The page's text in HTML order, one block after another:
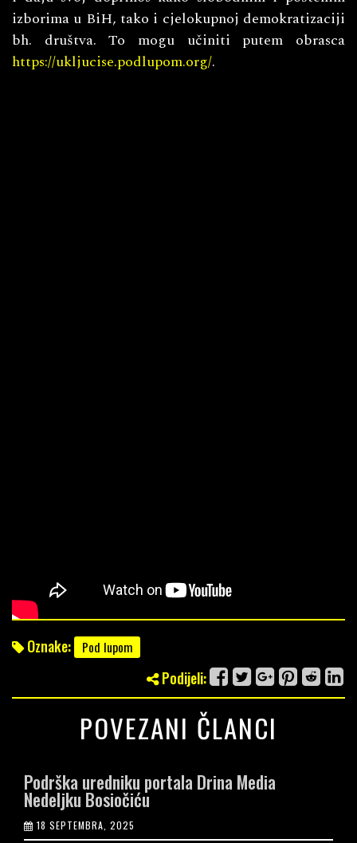
izborima u BiH, tako i cjelokupnoj demokratizaciji
bh. društva. To mogu učiniti putem obrasca
https://ukljucise.podlupom.org/.
Oznake: Pod lupom
Podijeli:
POVEZANI ČLANCI
Podrška uredniku portala Drina Media
Nedeljku Bosiočiću
18 SEPTEMBRA, 2025